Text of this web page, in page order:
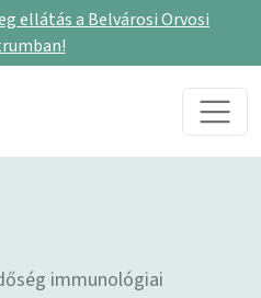
ellátás a Belvárosi Orvosi
immunológiai